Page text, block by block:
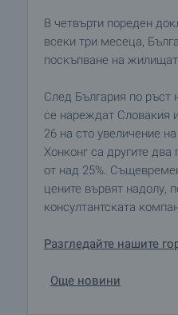
В четвърти пореден
всеки три месеца,
поскъпване на
След България по ръст
се нареждат Словакия
26 на сто увеличение
Хонконг са другите два
от над 25%.
цените вървят надолу,
консултантската
Разгледайте нашите
Още новини